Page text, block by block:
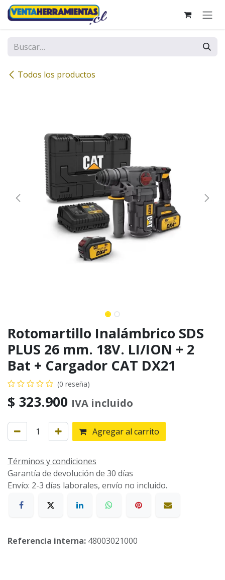
Ir al contenido
Todos los productos
Rotomartillo Inalámbrico SDS
PLUS 26 mm. 18V. LI/ION + 2
Bat + Cargador CAT DX21
(0 reseña)
$ 323.900 IVA incluido
Agregar al carrito
Términos y condiciones
Garantía de devolución de 30 días
Envío: 2-3 días laborales, envío no incluido.
Referencia interna: 48003021000